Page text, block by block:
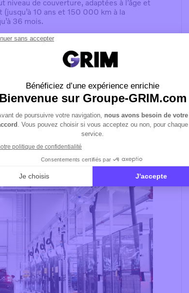
niveau de couverture, adaptées à l’âge et
10 ans et 150 000 km à la
36 mois.
pour l’ensemble des motorisations,
de la batterie de traction sur toute la
de 10 ans d’âge du véhicule.
avec, en complément, l’éligibilité élargie
sur la batterie de traction ainsi que
les taxis). En outre, la
revente à un nouveau propriétaire est
lors de la revente.